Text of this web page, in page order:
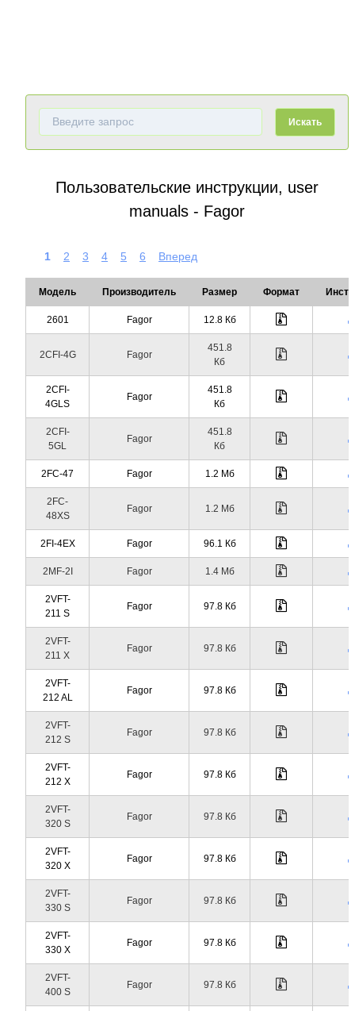
Искать
Пользовательские инструкции, user
manuals - Fagor
1 2 3 4 5 6 Вперед
Модель Производитель Размер Формат
2601 Fagor 12.8 Кб
2CFI-4G Fagor
451.8
Кб
2CFI-
4GLS
Fagor
451.8
Кб
2CFI-
5GL
Fagor
451.8
Кб
2FC-47 Fagor 1.2 Мб
2FC-
48XS
Fagor 1.2 Мб
2FI-4EX Fagor 96.1 Кб
2MF-2I Fagor 1.4 Мб
2VFT-
211 S
Fagor 97.8 Кб
2VFT-
211 X
Fagor 97.8 Кб
2VFT-
212 AL
Fagor 97.8 Кб
2VFT-
212 S
Fagor 97.8 Кб
2VFT-
212 X
Fagor 97.8 Кб
2VFT-
320 S
Fagor 97.8 Кб
2VFT-
320 X
Fagor 97.8 Кб
2VFT-
330 S
Fagor 97.8 Кб
2VFT-
330 X
Fagor 97.8 Кб
2VFT-
400 S
Fagor 97.8 Кб